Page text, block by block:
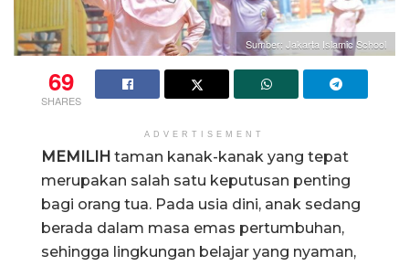
Sumber: Jakarta Islamic School
69
SHARES
ADVERTISEMENT
MEMILIH taman kanak-kanak yang tepat
merupakan salah satu keputusan penting
bagi orang tua. Pada usia dini, anak sedang
berada dalam masa emas pertumbuhan,
sehingga lingkungan belajar yang nyaman,